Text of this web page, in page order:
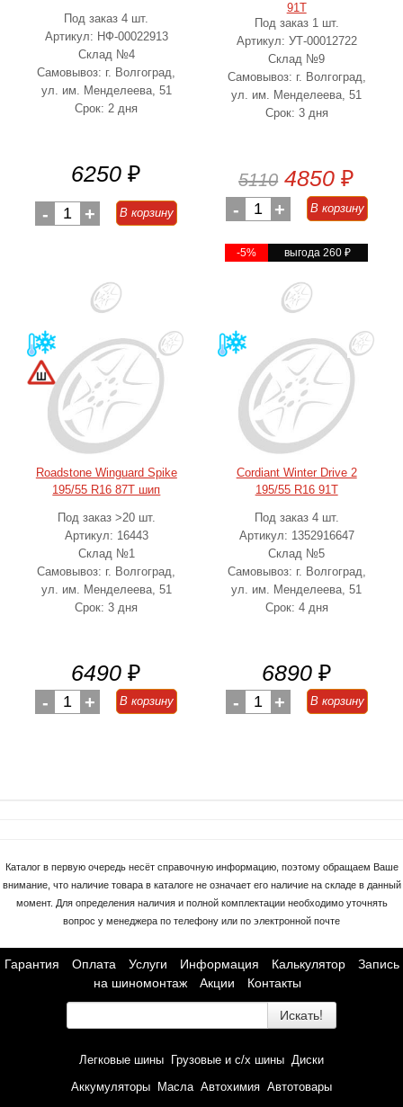
Под заказ 4 шт.
Артикул: НФ-00022913
Склад №4
Самовывоз: г. Волгоград,
ул. им. Менделеева, 51
Срок: 2 дня
6250 ₽
- 1 + В корзину
91T
Под заказ 1 шт.
Артикул: УТ-00012722
Склад №9
Самовывоз: г. Волгоград,
ул. им. Менделеева, 51
Срок: 3 дня
5110 4850 ₽
- 1 + В корзину
-5% выгода 260₽
Roadstone Winguard Spike
195/55 R16 87T шип
Под заказ >20 шт.
Артикул: 16443
Склад №1
Самовывоз: г. Волгоград,
ул. им. Менделеева, 51
Срок: 3 дня
6490 ₽
- 1 + В корзину
Cordiant Winter Drive 2
195/55 R16 91T
Под заказ 4 шт.
Артикул: 1352916647
Склад №5
Самовывоз: г. Волгоград,
ул. им. Менделеева, 51
Срок: 4 дня
6890 ₽
- 1 + В корзину
Каталог в первую очередь несёт справочную информацию, поэтому обращаем Ваше
внимание, что наличие товара в каталоге не означает его наличие на складе в данный
момент. Для определения наличия и полной комплектации необходимо уточнять
вопрос у менеджера по телефону или по электронной почте
Гарантия Оплата Услуги Информация Калькулятор
Запись
на шиномонтаж
Акции Контакты
Искать!
Легковые шины Грузовые и с/х шины Диски
Аккумуляторы
Масла Автохимия Автотовары